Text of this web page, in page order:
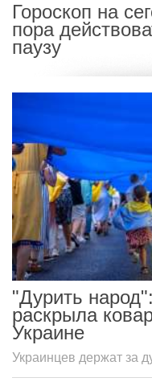
Гороскоп на
пора
паузу
"Дурить
раскрыла
Украине
Украинцев держат за